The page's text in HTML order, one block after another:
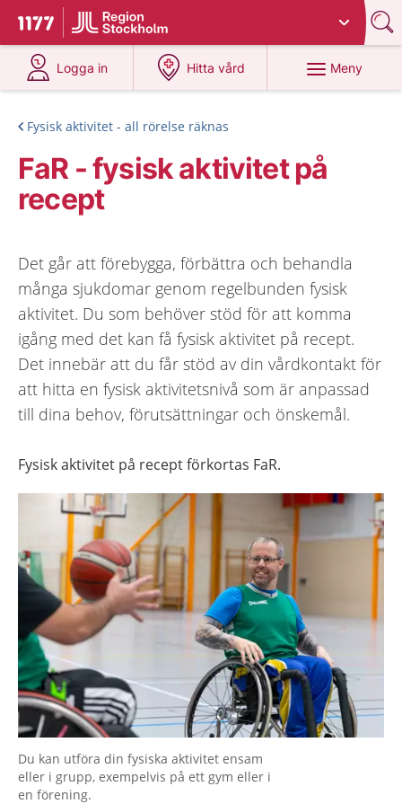
Till startsidan för 1177
Du har valt region
Logga in
på 1177.se
Hitta vård
på 1177.se
Meny
Fysisk aktivitet - all rörelse räknas
FaR - fysisk aktivitet på
recept
Det går att förebygga, förbättra och behandla
många sjukdomar genom regelbunden fysisk
aktivitet. Du som behöver stöd för att komma
igång med det kan få fysisk aktivitet på recept.
Det innebär att du får stöd av din vårdkontakt för
att hitta en fysisk aktivitetsnivå som är anpassad
till dina behov, förutsättningar och önskemål.
Fysisk aktivitet på recept förkortas FaR.
Du kan utföra din fysiska aktivitet ensam
eller i grupp, exempelvis på ett gym eller i
en förening.